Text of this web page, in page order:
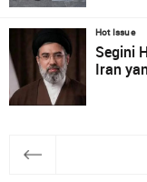
Hot Issue
Segini
Iran